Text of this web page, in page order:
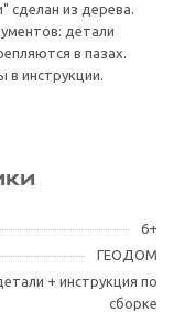
сделан из дерева.
детали
в пазах.
в инструкции.
6+
ГЕОДОМ
+ инструкция по
сборке